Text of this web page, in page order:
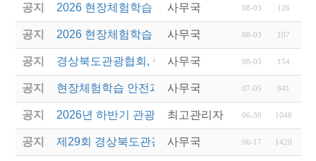
공지 2026 현장체험학습 안전과정 교육(신규. 재강습)
사무국 08-03 126
공지 2026 현장체험학습 안전과정(신규. 재강습) 교육 성
사무국 08-03 107
공지 경상북도관광협회, 중국 단동 해외여행상품 개발 팸
사무국 08-03 154
공지 현장체험학습 안전과정(신규/재강습) 안내
사무국 07-05 841
공지 2026년 하반기 관광진흥개발기금 융자 시행 안내
최고관리자 06-30 1048
공지 제29회 경상북도관광기념품공모전 개최
사무국 06-17 1420